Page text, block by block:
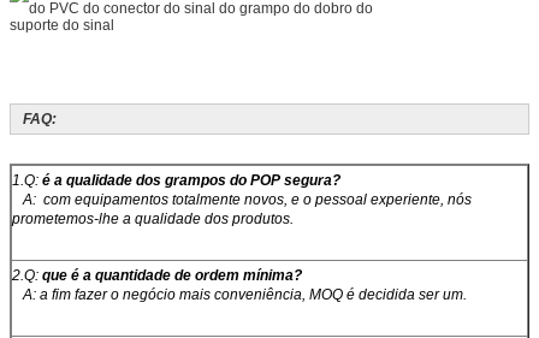
FAQ:
1.Q: é a qualidade dos grampos do POP segura?
A: com equipamentos totalmente novos, e o pessoal experiente, nós
prometemos-lhe a qualidade dos produtos.
2.Q: que é a quantidade de ordem mínima?
A: a fim fazer o negócio mais conveniência, MOQ é decidida ser um.